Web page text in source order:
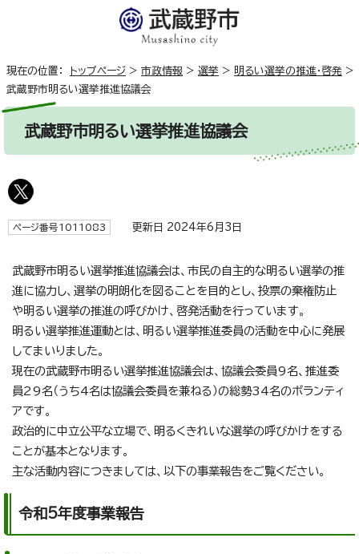
現在の位置： トップページ > 市政情報 > 選挙 > 明るい選挙の推進・啓発 >
武蔵野市明るい選挙推進協議会
武蔵野市明るい選挙推進協議会
ページ番号1011083 更新日 2024年6月3日
武蔵野市明るい選挙推進協議会は、市民の自主的な明るい選挙の推
進に協力し、選挙の明朗化を図ることを目的とし、投票の棄権防止
や明るい選挙の推進の呼びかけ、啓発活動を行っています。
明るい選挙推進運動とは、明るい選挙推進委員の活動を中心に発展
してまいりました。
現在の武蔵野市明るい選挙推進協議会は、協議会委員9名、推進委
員29名（うち4名は協議会委員を兼ねる）の総勢34名のボランティ
アです。
政治的に中立公平な立場で、明るくきれいな選挙の呼びかけをする
ことが基本となります。
主な活動内容につきましては、以下の事業報告をご覧ください。
令和5年度事業報告